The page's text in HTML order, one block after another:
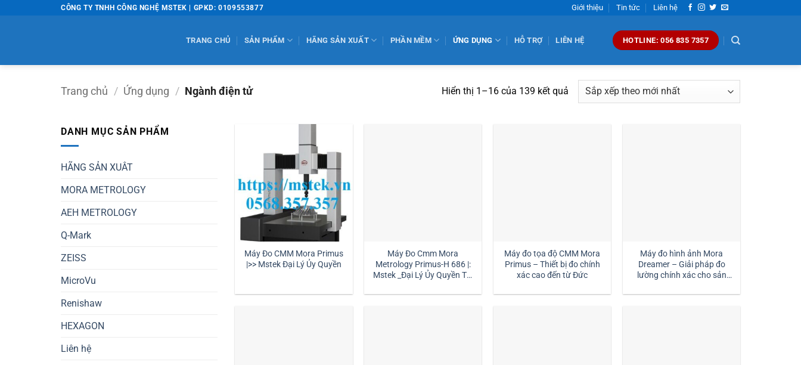
CÔNG TY TNHH CÔNG NGHỆ MSTEK | GPKD: 0109553877 Giới thiệu Tin tức Liên hệ
TRANG CHỦ SẢN PHẨM HÃNG SẢN XUẤT PHẦN MỀM ỨNG DỤNG HỖ TRỢ LIÊN HỆ HOTLINE: 056 835 7357
Trang chủ / Ứng dụng / Ngành điện tử Hiển thị 1–16 của 139 kết quảĐã
sắp
DANH MỤC SẢN PHẨM
HÃNG SẢN XUÂT
MORA METROLOGY
AEH METROLOGY
Q-Mark
ZEISS
MicroVu
Renishaw
HEXAGON
Liên hệ
Máy Đo CMM Mora Primus
|>> Mstek Đại Lý Ủy Quyền
Máy Đo Cmm Mora
Metrology Primus-H 686 |:
Mstek _Đại Lý Ủy Quyền Tại
Máy đo tọa độ CMM Mora
Primus – Thiết bị đo chính
xác cao đến từ Đức
Máy đo hình ảnh Mora
Dreamer – Giải pháp đo
lường chính xác cho sản